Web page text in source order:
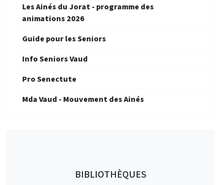
Les Ainés du Jorat - programme des
animations 2026
Guide pour les Seniors
Info Seniors Vaud
Pro Senectute
Mda Vaud - Mouvement des Ainés
BIBLIOTHÈQUES